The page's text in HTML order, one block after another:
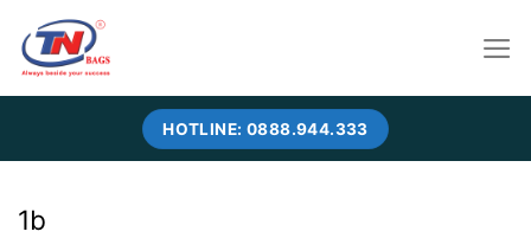
content
HOTLINE: 0888.944.333
1b